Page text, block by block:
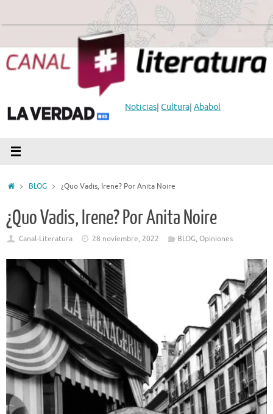
Noticias| Cultura| Ababol
InicioBLOG ¿Quo Vadis, Irene? Por Anita Noire
¿Quo Vadis, Irene? Por Anita Noire
Canal-Literatura 28 noviembre, 2022 BLOG, Opiniones